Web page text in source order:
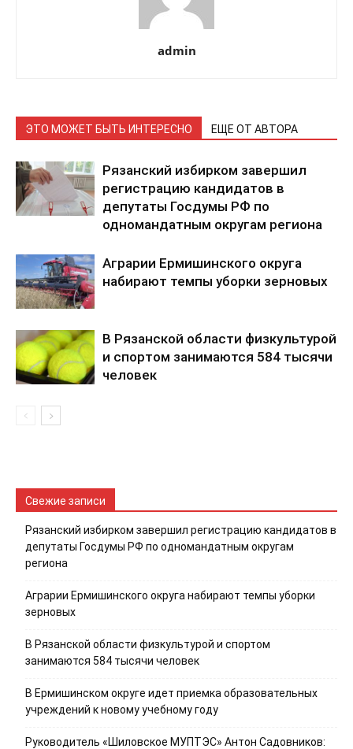
admin
ЭТО МОЖЕТ БЫТЬ ИНТЕРЕСНО ЕЩЕ ОТ АВТОРА
Рязанский избирком завершил
регистрацию кандидатов в
депутаты Госдумы РФ по
одномандатным округам региона
Аграрии Ермишинского округа
набирают темпы уборки зерновых
В Рязанской области физкультурой
и спортом занимаются 584 тысячи
человек
Свежие записи
Рязанский избирком завершил регистрацию кандидатов в
депутаты Госдумы РФ по одномандатным округам
региона
Аграрии Ермишинского округа набирают темпы уборки
зерновых
В Рязанской области физкультурой и спортом
занимаются 584 тысячи человек
В Ермишинском округе идет приемка образовательных
учреждений к новому учебному году
Руководитель «Шиловское МУПТЭС» Антон Садовников: